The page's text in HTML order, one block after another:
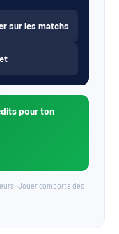
sur les matchs
pour ton
· Jouer comporte des